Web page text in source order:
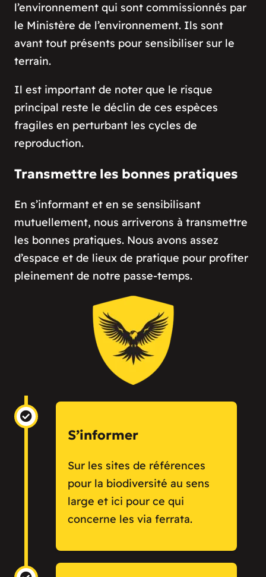
l’environnement qui sont commissionnés par
le Ministère de l’environnement. Ils sont
avant tout présents pour sensibiliser sur le
terrain.
Il est important de noter que le risque
principal reste le déclin de ces espèces
fragiles en perturbant les cycles de
reproduction.
Transmettre les bonnes pratiques
En s’informant et en se sensibilisant
mutuellement, nous arriverons à transmettre
les bonnes pratiques. Nous avons assez
d’espace et de lieux de pratique pour profiter
pleinement de notre passe-temps.
S’informer
Sur les sites de références
pour la biodiversité au sens
large et ici pour ce qui
concerne les via ferrata.